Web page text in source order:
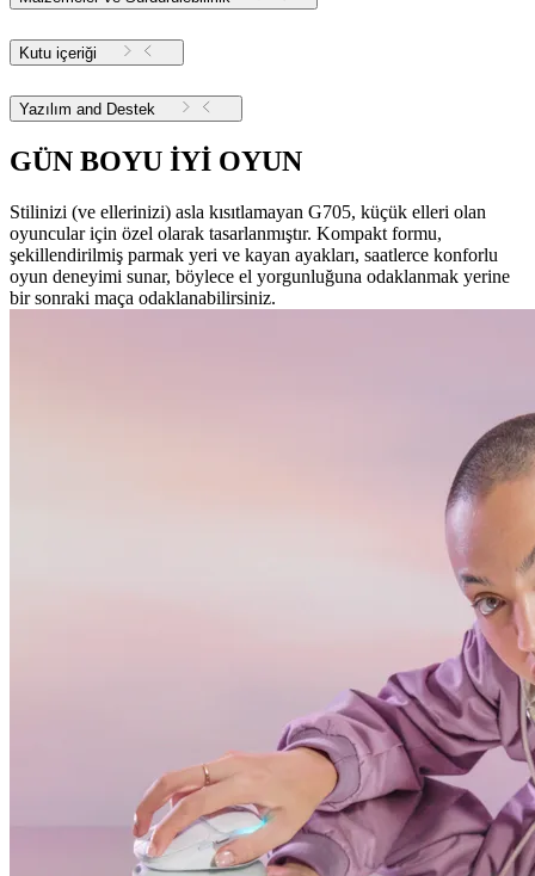
Kutu içeriği
Yazılım and Destek
GÜN BOYU İYİ OYUN
Stilinizi (ve ellerinizi) asla kısıtlamayan G705, küçük elleri olan
oyuncular için özel olarak tasarlanmıştır. Kompakt formu,
şekillendirilmiş parmak yeri ve kayan ayakları, saatlerce konforlu
oyun deneyimi sunar, böylece el yorgunluğuna odaklanmak yerine
bir sonraki maça odaklanabilirsiniz.